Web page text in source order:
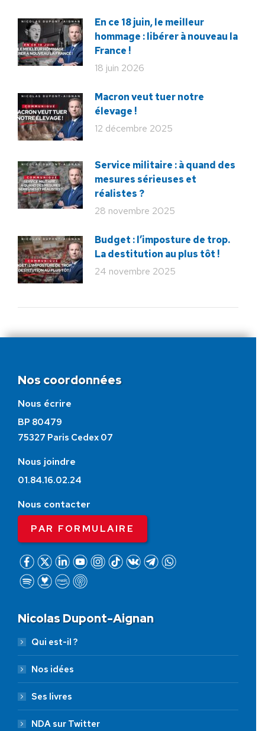
En ce 18 juin, le meilleur
hommage : libérer à nouveau la
France !
18 juin 2026
Macron veut tuer notre
élevage !
12 décembre 2025
Service militaire : à quand des
mesures sérieuses et
réalistes ?
28 novembre 2025
Budget : l’imposture de trop.
La destitution au plus tôt !
24 novembre 2025
Nos coordonnées
Nous écrire
BP 80479
75327 Paris Cedex 07
Nous joindre
01.84.16.02.24
Nous contacter
PAR FORMULAIRE
Nicolas Dupont-Aignan
Qui est-il ?
Nos idées
Ses livres
NDA sur Twitter